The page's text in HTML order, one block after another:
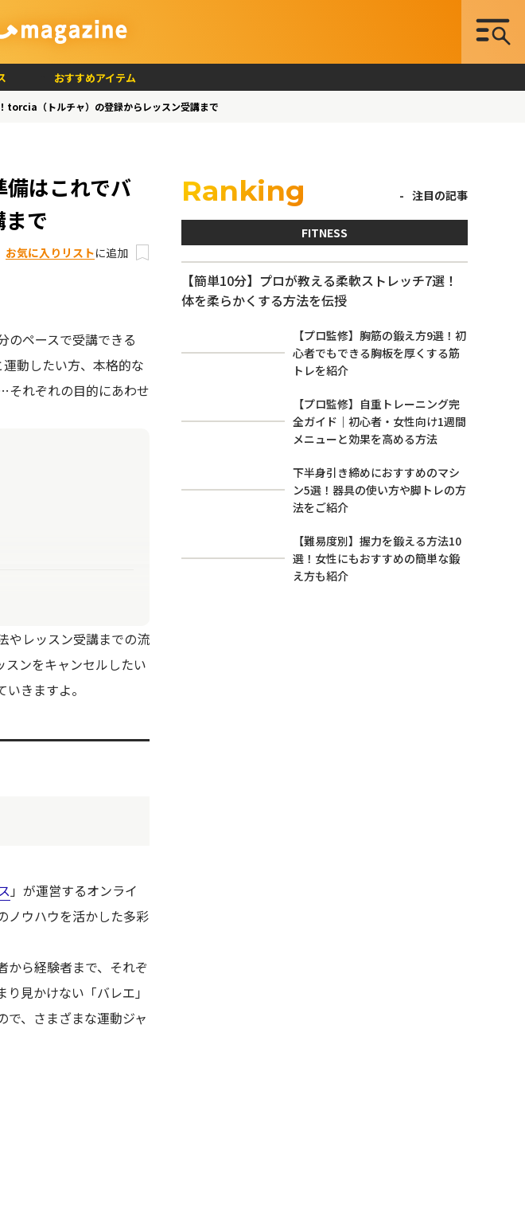
おすすめアイテム
torcia（トルチャ）の登録からレッスン受講まで
はこれでバ
で
お気に入りリストに追加
のペースで受講できる
動したい方、本格的な
それぞれの目的にあわせ
やレッスン受講までの流
スンをキャンセルしたい
きますよ。
」が運営するオンライ
ノウハウを活かした多彩
から経験者まで、それぞ
見かけない「バレエ」
で、さまざまな運動ジャ
Ranking 注目の記事
FITNESS
【簡単10分】プロが教える柔軟ストレッチ7選！
体を柔らかくする方法を伝授
【プロ監修】胸筋の鍛え方9選！初
心者でもできる胸板を厚くする筋
トレを紹介
【プロ監修】自重トレーニング完
全ガイド｜初心者・女性向け1週間
メニューと効果を高める方法
下半身引き締めにおすすめのマシ
ン5選！器具の使い方や脚トレの方
法をご紹介
【難易度別】握力を鍛える方法10
選！女性にもおすすめの簡単な鍛
え方も紹介